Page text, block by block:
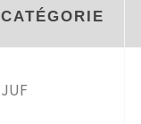
CATÉGORIE
JUF